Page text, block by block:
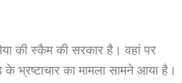
की स्कैम की सरकार है। वहां पर
भ्रष्टाचार का मामला सामने आया है।